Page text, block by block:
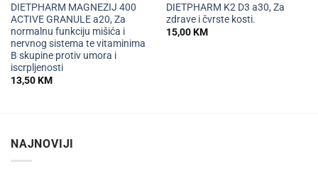
DIETPHARM MAGNEZIJ 400
ACTIVE GRANULE a20, Za
normalnu funkciju mišića i
nervnog sistema te vitaminima
B skupine protiv umora i
iscrpljenosti
13,50KM
DIETPHARM K2 D3 a30, Za
zdrave i čvrste kosti.
15,00KM
NAJNOVIJI